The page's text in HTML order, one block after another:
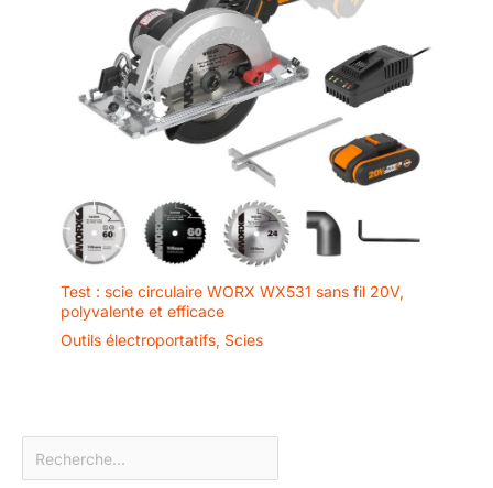
Test : scie circulaire WORX WX531 sans fil 20V,
polyvalente et efficace
Outils électroportatifs, Scies